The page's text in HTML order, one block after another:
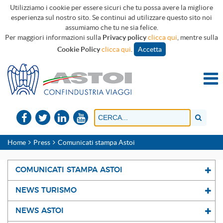
Utilizziamo i cookie per essere sicuri che tu possa avere la migliore
esperienza sul nostro sito. Se continui ad utilizzare questo sito noi
assumiamo che tu ne sia felice.
Per maggiori informazioni sulla Privacy policyclicca qui , mentre sulla
Cookie Policyclicca qui Accetta
Home Press Comunicati stampa Astoi
COMUNICATI STAMPA ASTOI
NEWS TURISMO
NEWS ASTOI